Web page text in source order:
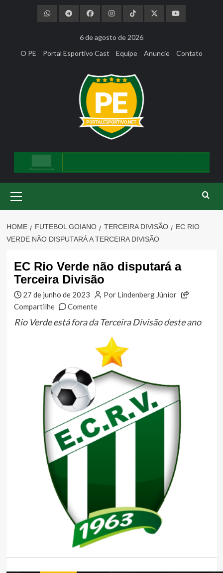
6 de agosto de 2026
O PE
Portal Esportivo Cast Equipe Anuncie Contato
Menu
HOME FUTEBOL GOIANO TERCEIRA DIVISÃO
EC RIO
VERDE NÃO DISPUTARÁ A TERCEIRA DIVISÃO
EC Rio Verde não disputará a
Terceira Divisão
27 de junho de 2023
Por Lindenberg Júnior
Compartilhe
Comente
Rio Verde está fora da Terceira Divisão deste ano